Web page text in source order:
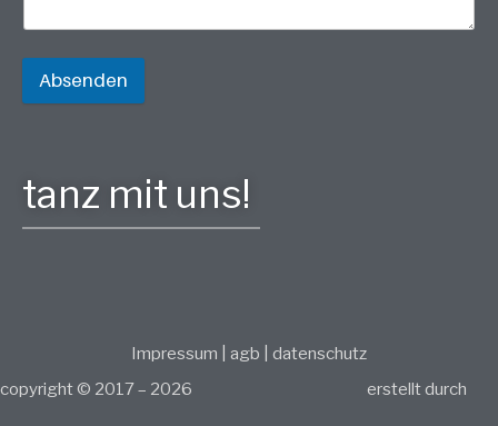
Absenden
tanz mit uns!
copyright © 2017 – 2026
Impressum agb
datenschutz
erstellt durch